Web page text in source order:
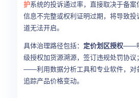
护系统的投诉通过率，直接取决于备
信息不完整或权利证明过期，将导致投
道无法开启。
具体治理路径包括： 定价划区授权——
级授权加货源溯源，签订违规处罚协
——利用数据分析工具和专业软件，对
追踪产品价格变动。